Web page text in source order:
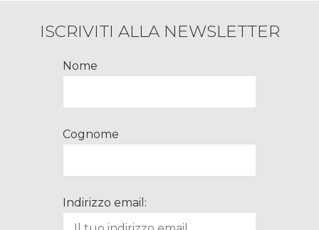
ISCRIVITI ALLA NEWSLETTER
Nome
Cognome
Indirizzo email: